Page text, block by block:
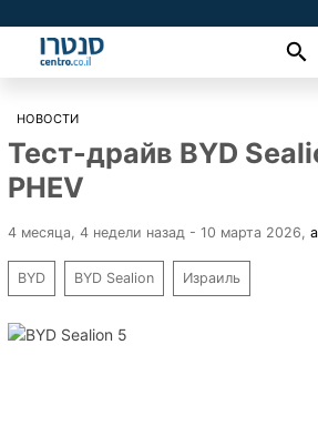
НОВОСТИ
Тест-драйв BYD
PHEV
4 месяца, 4 недели назад - 10 марта 2026
BYD BYD Sealion Израиль